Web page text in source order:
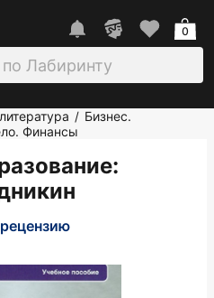
0
/ Бизнес.
Финансы
: